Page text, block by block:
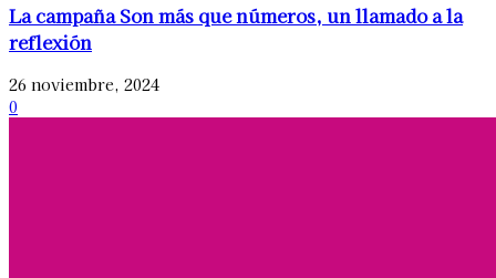
La campaña Son más que números, un llamado a la
reflexión
26 noviembre, 2024
0